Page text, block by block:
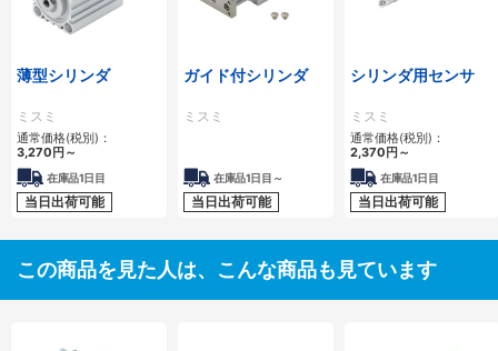
薄型シリンダ
ミスミ
通常価格(税別)：
3,270 円 ～
在庫品1日目
当日出荷可能
ガイド付シリンダ
ミスミ
在庫品1日目～
当日出荷可能
シリンダ用センサ
ミスミ
通常価格(税別)：
2,370 円 ～
在庫品1日目
当日出荷可能
この商品を見た人は、こんな商品も見ています